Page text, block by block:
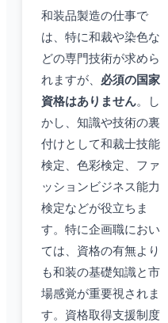
和装品製造の仕事で
は、特に和裁や染色な
どの専門技術が求めら
れますが、 必須の国家
資格はありません。し
かし、知識や技術の裏
付けとして和裁士技能
検定、色彩検定、ファ
ッションビジネス能力
検定などが役立ちま
す。特に企画職におい
ては、資格の有無より
も和装の基礎知識と市
場感覚が重要視されま
す。資格取得支援制度